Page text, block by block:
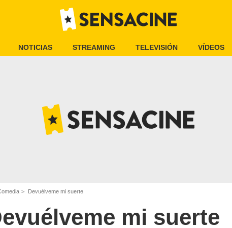
NOTICIAS STREAMING TELEVISIÓN VÍDEOS
Devuélveme mi suerte
mi suerte